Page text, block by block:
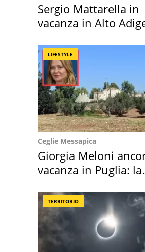
Sergio Mattarella in
vacanza in Alto
LIFESTYLE
Ceglie Messapica
Giorgia Meloni
vacanza in Puglia: la
TERRITORIO